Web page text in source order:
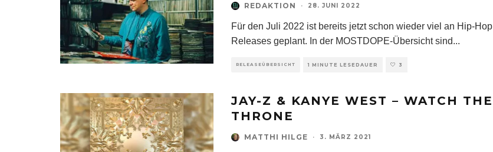
REDAKTION · 28. JUNI 2022
Für den Juli 2022 ist bereits jetzt schon wieder viel an Hip-Hop
Releases geplant. In der MOSTDOPE-Übersicht sind...
RELEASEÜBERSICHT 1 MINUTE LESEDAUER 3
JAY-Z & KANYE WEST – WATCH THE
THRONE
MATTHI HILGE · 3. MÄRZ 2021